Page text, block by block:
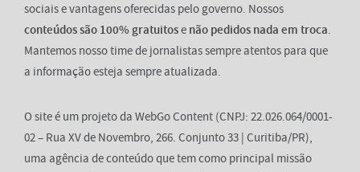
sociais e vantagens oferecidas pelo governo. Nossos
conteúdos são 100% gratuitose não pedidos nada em troca.
Mantemos nosso time de jornalistas sempre atentos para que
a informação esteja sempre atualizada.
O site é um projeto da WebGo Content (CNPJ: 22.026.064/0001-
02 – Rua XV de Novembro, 266. Conjunto 33 | Curitiba/PR),
uma agência de conteúdo que tem como principal missão